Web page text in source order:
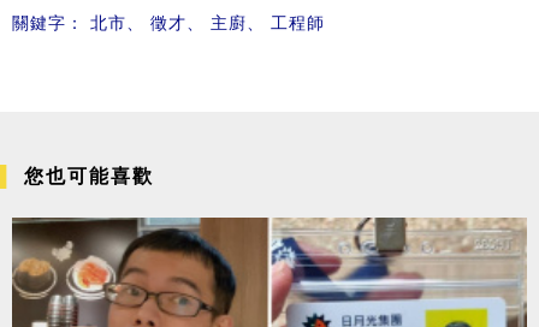
關鍵字： 北市 徵才 主廚 工程師
您也可能喜歡